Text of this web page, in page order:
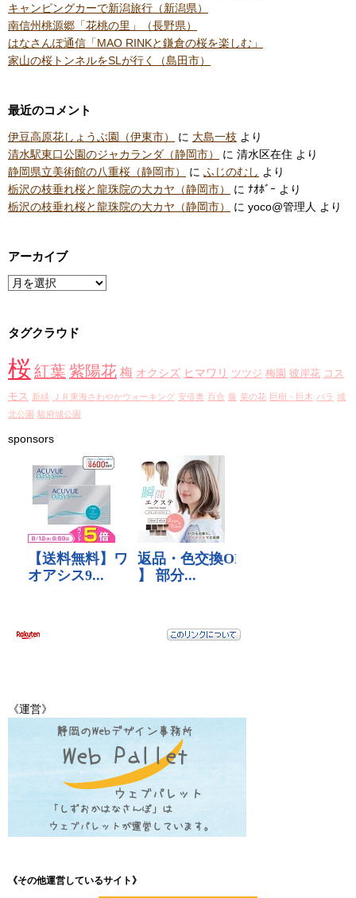
キャンピングカーで新潟旅行（新潟県）
南信州桃源郷「花桃の里」（長野県）
はなさんぽ通信「MAO RINKと鎌倉の桜を楽しむ」
家山の桜トンネルをSLが行く（島田市）
最近のコメント
伊豆高原花しょうぶ園（伊東市） に 大島一枝 より
清水駅東口公園のジャカランダ（静岡市）
に 清水区在住 より
静岡県立美術館の八重桜（静岡市）
に ふじのむし より
栃沢の枝垂れ桜と龍珠院の大カヤ（静岡市）
に ﾅｵﾎﾞｰ より
栃沢の枝垂れ桜と龍珠院の大カヤ（静岡市）
に yoco@管理人 より
アーカイブ
ア
イ
タグクラウド
桜 紅葉 紫陽花 梅 オクシズ ヒマワリ ツツジ 梅園 彼岸花 コス
モス 新緑 ＪＲ東海さわやかウォーキング 安倍奥 百合 藤 菜の花 巨樹・巨木 バラ 城
北公園 駿府城公園
sponsors
《運営》
《その他運営しているサイト》